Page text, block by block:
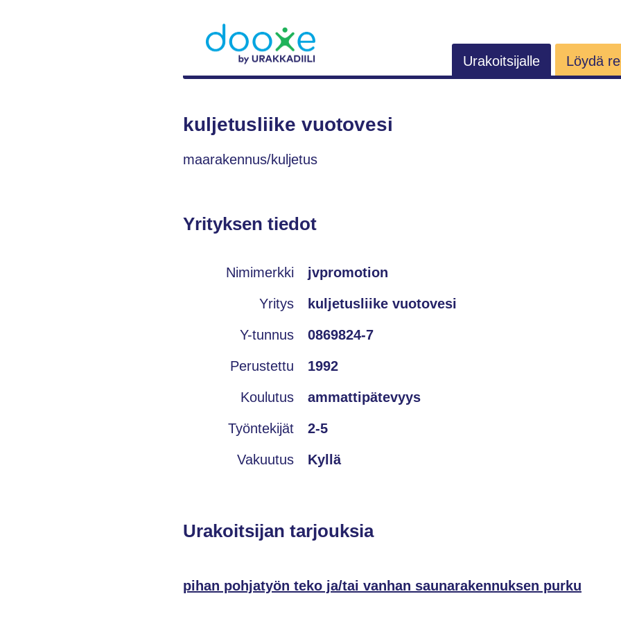
Urakoitsijalle Löydä
kuljetusliike vuotovesi
maarakennus/kuljetus
Yrityksen tiedot
Nimimerkki jvpromotion
Yritys kuljetusliike vuotovesi
Y-tunnus 0869824-7
Perustettu 1992
Koulutus ammattipätevyys
Työntekijät 2-5
Vakuutus Kyllä
Urakoitsijan tarjouksia
pihan pohjatyön teko ja/tai vanhan saunarakennuksen purku